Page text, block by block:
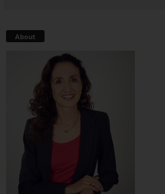
About